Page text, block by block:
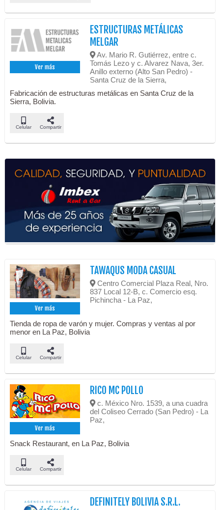
Ver más
ESTRUCTURAS METÁLICAS
MELGAR
Av. Mario R. Gutiérrez, entre c.
Tomás Lezo y c. Alvarez Nava, 3er.
Anillo externo (Alto San Pedro) -
Santa Cruz de la Sierra,
Fabricación de estructuras metálicas en Santa Cruz de la
Sierra, Bolivia.
Celular Compartir
Ver más
TAWAQUS MODA CASUAL
Centro Comercial Plaza Real, Nro.
837 Local 12-B, c. Comercio esq.
Pichincha - La Paz,
Tienda de ropa de varón y mujer. Compras y ventas al por
menor en La Paz, Bolivia
Celular Compartir
Ver más
RICO MC POLLO
c. México Nro. 1539, a una cuadra
del Coliseo Cerrado (San Pedro) - La
Paz,
Snack Restaurant, en La Paz, Bolivia
Celular Compartir
DEFINITELY BOLIVIA S.R.L.